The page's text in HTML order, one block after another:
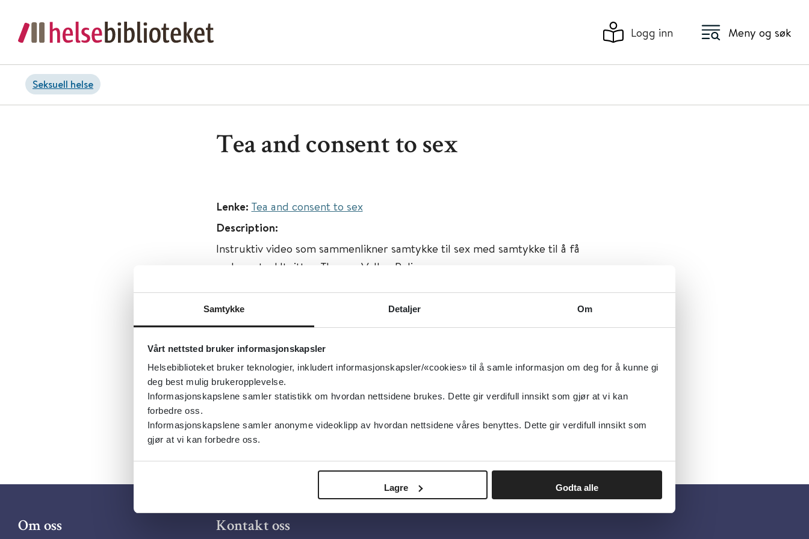
Samtykke Detaljer Om
Vårt nettsted bruker informasjonskapsler
Helsebiblioteket bruker teknologier, inkludert informasjonskapsler/«cookies» til å samle informasjon om deg for å kunne gi
deg best mulig brukeropplevelse.
Informasjonskapslene samler statistikk om hvordan nettsidene brukes. Dette gir verdifull innsikt som gjør at vi kan
forbedre oss.
Informasjonskapslene samler anonyme videoklipp av hvordan nettsidene våres benyttes. Dette gir verdifull innsikt som
gjør at vi kan forbedre oss.
Lagre Godta alle
Logg inn Meny og søk
Seksuell helse
Tea and consent to sex
Lenke: Tea and consent to sex
Description:
Instruktiv video som sammenlikner samtykke til sex med samtykke til å få
en kopp te. Utgitt av Thames Valley Police.
Tema:Seksuell helse
Språk:Norsk
Om oss Kontakt oss